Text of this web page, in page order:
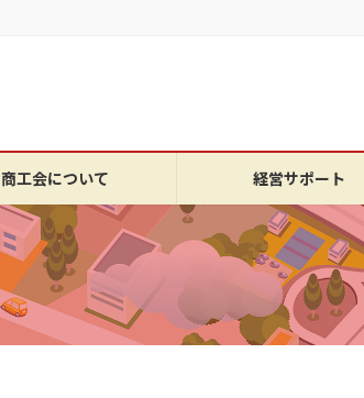
商工会について 経営サポート